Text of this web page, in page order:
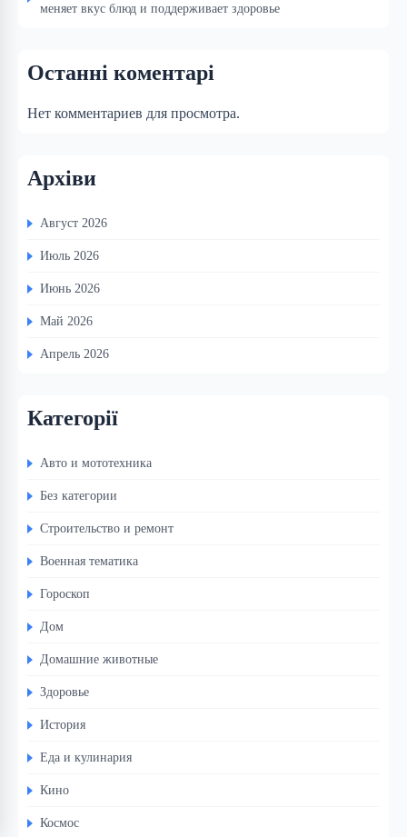
меняет вкус блюд и поддерживает здоровье
Останні коментарі
Нет комментариев для просмотра.
Архіви
Август 2026
Июль 2026
Июнь 2026
Май 2026
Апрель 2026
Категорії
Авто и мототехника
Без категории
Строительство и ремонт
Военная тематика
Гороскоп
Дом
Домашние животные
Здоровье
История
Еда и кулинария
Кино
Космос